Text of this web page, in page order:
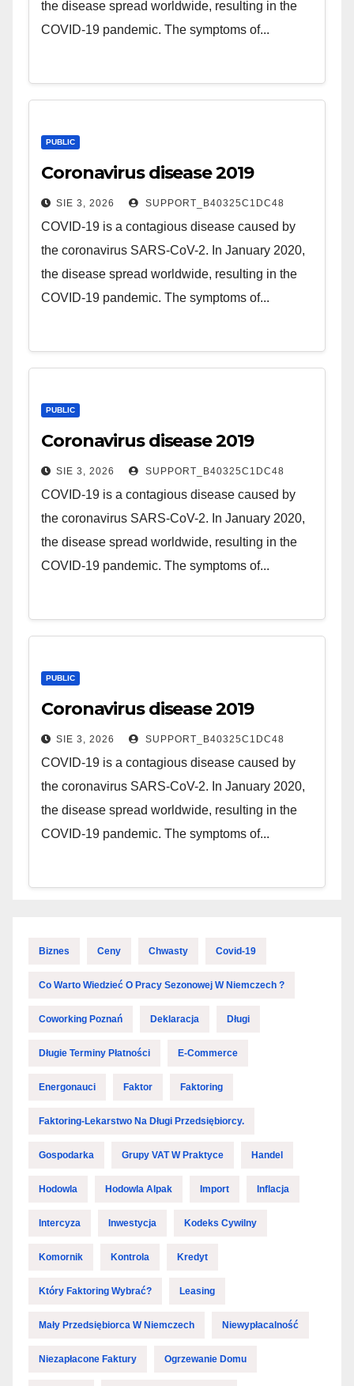
the disease spread worldwide, resulting in the
COVID-19 pandemic. The symptoms of...
PUBLIC
Coronavirus disease 2019
SIE 3, 2026 SUPPORT_B40325C1DC48
COVID-19 is a contagious disease caused by
the coronavirus SARS-CoV-2. In January 2020,
the disease spread worldwide, resulting in the
COVID-19 pandemic. The symptoms of...
PUBLIC
Coronavirus disease 2019
SIE 3, 2026 SUPPORT_B40325C1DC48
COVID-19 is a contagious disease caused by
the coronavirus SARS-CoV-2. In January 2020,
the disease spread worldwide, resulting in the
COVID-19 pandemic. The symptoms of...
PUBLIC
Coronavirus disease 2019
SIE 3, 2026 SUPPORT_B40325C1DC48
COVID-19 is a contagious disease caused by
the coronavirus SARS-CoV-2. In January 2020,
the disease spread worldwide, resulting in the
COVID-19 pandemic. The symptoms of...
Biznes Ceny Chwasty Covid-19
Co Warto Wiedzieć O Pracy Sezonowej W Niemczech ?
Coworking Poznań Deklaracja Długi
Długie Terminy Płatności E-Commerce
Energonauci Faktor Faktoring
Faktoring-Lekarstwo Na Długi Przedsiębiorcy.
Gospodarka Grupy VAT W Praktyce Handel
Hodowla Hodowla Alpak Import Inflacja
Intercyza Inwestycja Kodeks Cywilny
Komornik Kontrola Kredyt
Który Faktoring Wybrać? Leasing
Mały Przedsiębiorca W Niemczech Niewypłacalność
Niezapłacone Faktury Ogrzewanie Domu